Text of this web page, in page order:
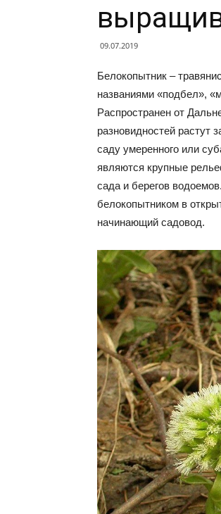
09.07.2019
Белокопытник –
названиями «подбел»,
Распространен от
разновидностей
саду умеренного или
являются крупные
сада и берегов
белокопытником в
начинающий садовод.